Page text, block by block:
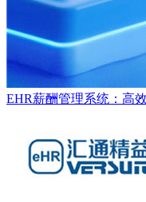
EHR薪酬管理系统：高